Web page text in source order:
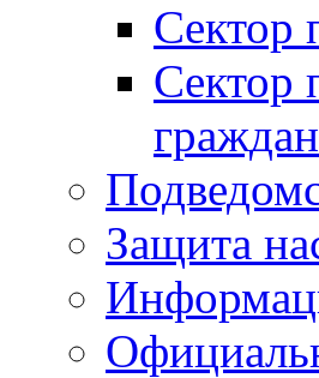
Сектор
Сектор
Защита